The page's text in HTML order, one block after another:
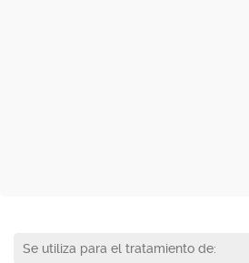
Se utiliza para el tratamiento de: